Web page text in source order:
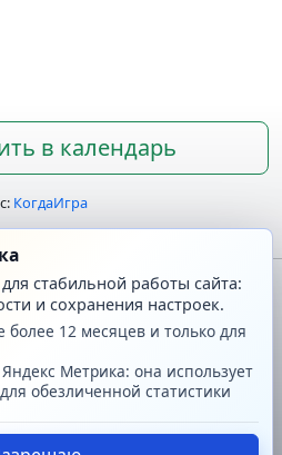
в календарь
КогдаИгра
Новости
стабильной работы сайта:
и сохранения настроек.
более 12 месяцев и только для
Метрика: она использует
обезличенной статистики